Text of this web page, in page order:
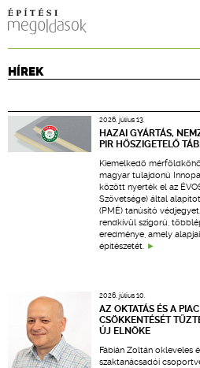
CPR
ÉPÍTÉSI JOG
ONLINE
TERVEZÉSI
HÍREK
2026. július 13.
HAZAI GYÁRTÁS,
PIR HŐSZIGETELŐ
Kiemelkedő
magyar tulajdonú
között nyerték el az
Szövetsége) által
(PMÉ) tanúsító
rendkívül szigorú,
eredménye, amely
építészetét.
2026. július 10.
AZ OKTATÁS ÉS A
CSÖKKENTÉSÉT
ÚJ ELNÖKE
Fábián Zoltán okleveles
szaktanácsadói